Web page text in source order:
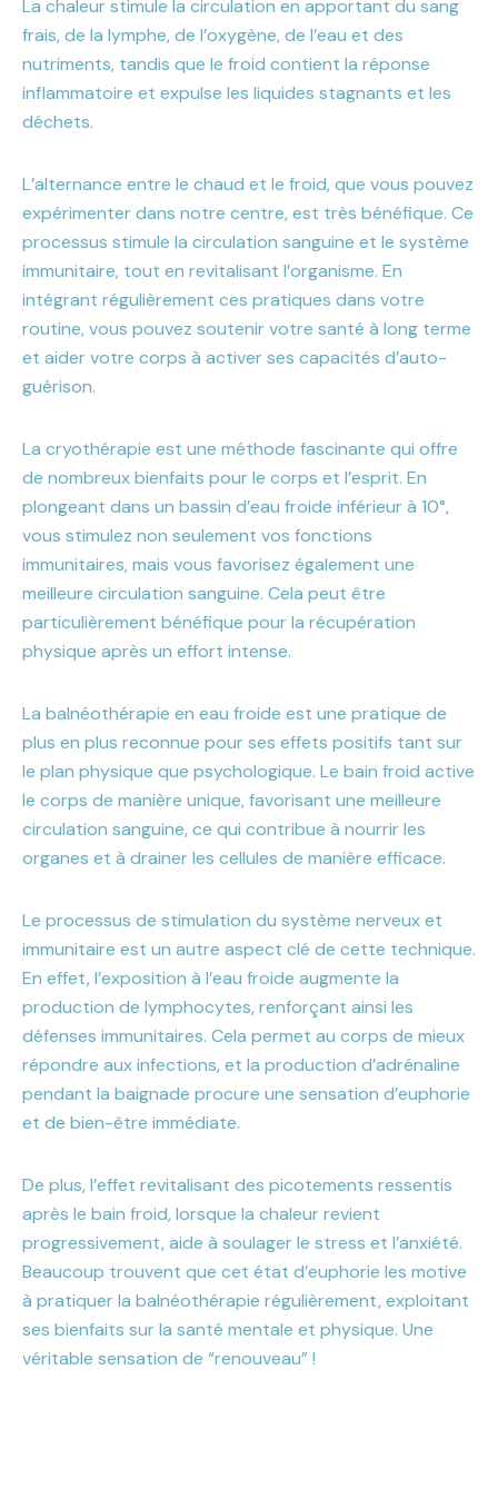
La chaleur stimule la circulation en apportant du sang
frais, de la lymphe, de l’oxygène, de l’eau et des
nutriments, tandis que le froid contient la réponse
inflammatoire et expulse les liquides stagnants et les
déchets.
L’alternance entre le chaud et le froid, que vous pouvez
expérimenter dans notre centre, est très bénéfique. Ce
processus stimule la circulation sanguine et le système
immunitaire, tout en revitalisant l’organisme. En
intégrant régulièrement ces pratiques dans votre
routine, vous pouvez soutenir votre santé à long terme
et aider votre corps à activer ses capacités d’auto-
guérison.
La cryothérapie est une méthode fascinante qui offre
de nombreux bienfaits pour le corps et l’esprit. En
plongeant dans un bassin d’eau froide inférieur à 10°,
vous stimulez non seulement vos fonctions
immunitaires, mais vous favorisez également une
meilleure circulation sanguine. Cela peut être
particulièrement bénéfique pour la récupération
physique après un effort intense.
La balnéothérapie en eau froide est une pratique de
plus en plus reconnue pour ses effets positifs tant sur
le plan physique que psychologique. Le bain froid active
le corps de manière unique, favorisant une meilleure
circulation sanguine, ce qui contribue à nourrir les
organes et à drainer les cellules de manière efficace.
Le processus de stimulation du système nerveux et
immunitaire est un autre aspect clé de cette technique.
En effet, l’exposition à l’eau froide augmente la
production de lymphocytes, renforçant ainsi les
défenses immunitaires. Cela permet au corps de mieux
répondre aux infections, et la production d’adrénaline
pendant la baignade procure une sensation d’euphorie
et de bien-être immédiate.
De plus, l’effet revitalisant des picotements ressentis
après le bain froid, lorsque la chaleur revient
progressivement, aide à soulager le stress et l’anxiété.
Beaucoup trouvent que cet état d’euphorie les motive
à pratiquer la balnéothérapie régulièrement, exploitant
ses bienfaits sur la santé mentale et physique. Une
véritable sensation de “renouveau” !